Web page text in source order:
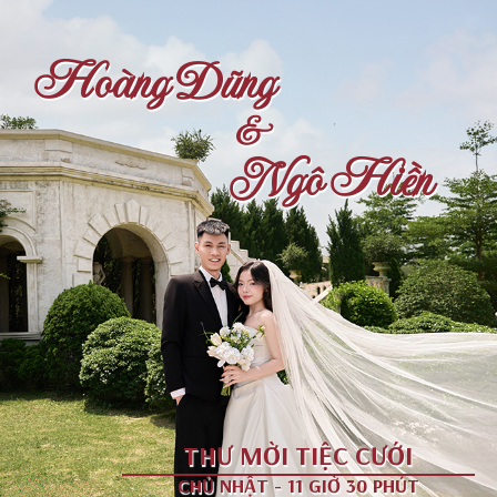
Hoàng Dũng
&
Ngô Hiền
THƯ MỜI TIỆC CƯỚI
CHỦ NHẬT - 11 GIỜ 30 PHÚT